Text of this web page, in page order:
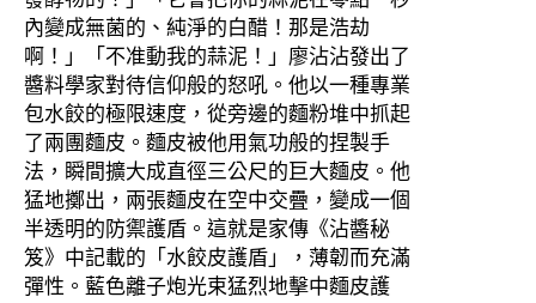
內變成無菌的、純淨的白醋！那是浩劫
啊！」「不准動我的蒜泥！」廖沾沾發出了
醬料學家對待信仰般的怒吼。他以一種專業
包水餃的極限速度，從旁邊的麵粉堆中抓起
了兩團麵皮。麵皮被他用氣功般的捏製手
法，瞬間擴大成直徑三公尺的巨大麵皮。他
猛地擲出，兩張麵皮在空中交疊，變成一個
半透明的防禦護盾。這就是家傳《沾醬秘
笈》中記載的「水餃皮護盾」，薄韌而充滿
彈性。藍色離子炮光束猛烈地擊中麵皮護